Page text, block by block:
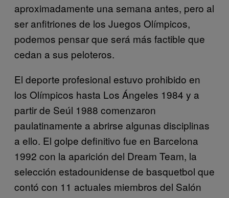
aproximadamente una semana antes, pero al
ser anfitriones de los Juegos Olímpicos,
podemos pensar que será más factible que
cedan a sus peloteros.
El deporte profesional estuvo prohibido en
los Olímpicos hasta Los Ángeles 1984 y a
partir de Seúl 1988 comenzaron
paulatinamente a abrirse algunas disciplinas
a ello. El golpe definitivo fue en Barcelona
1992 con la aparición del Dream Team, la
selección estadounidense de basquetbol que
contó con 11 actuales miembros del Salón